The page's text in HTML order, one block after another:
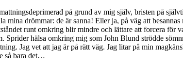
på grund av mig själv, bristen på
drömmar: de är sanna! Eller ja, på väg att
runt omkring blir mindre och lättare att forcera för
hälsa omkring mig som John Blund strödde
Jag vet att jag är på rätt väg. Jag litar på min
så bara det…